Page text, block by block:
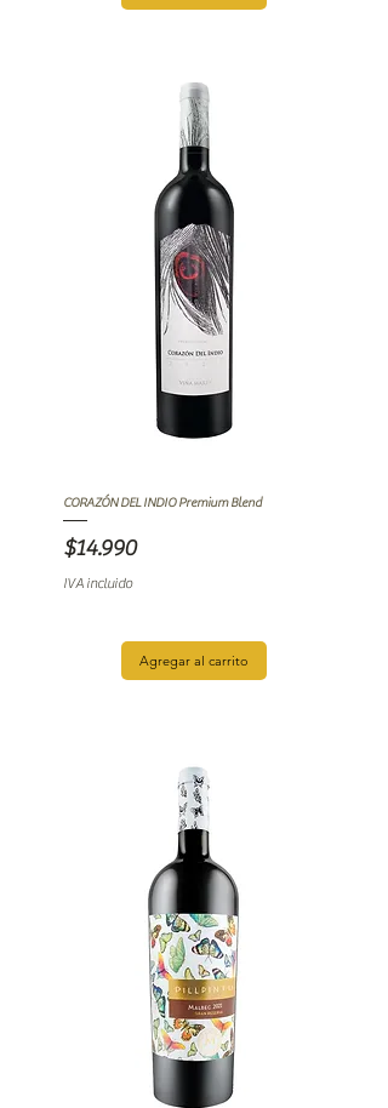
CORAZÓN DEL INDIO Premium Blend
Precio
$14.990
IVA incluido
Agregar al carrito